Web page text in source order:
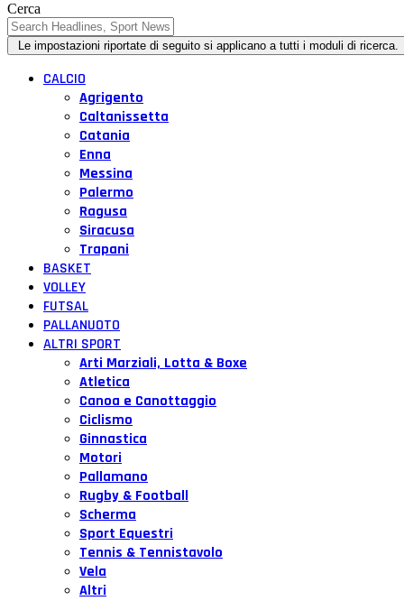
Cerca
CALCIO
Agrigento
Caltanissetta
Catania
Enna
Messina
Palermo
Ragusa
Siracusa
Trapani
BASKET
VOLLEY
FUTSAL
PALLANUOTO
ALTRI SPORT
Arti Marziali, Lotta & Boxe
Atletica
Canoa e Canottaggio
Ciclismo
Ginnastica
Motori
Pallamano
Rugby & Football
Scherma
Sport Equestri
Tennis & Tennistavolo
Vela
Altri